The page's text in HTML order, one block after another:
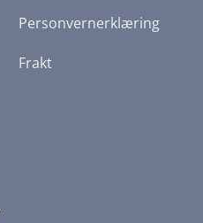
Personvernerklæring
Frakt